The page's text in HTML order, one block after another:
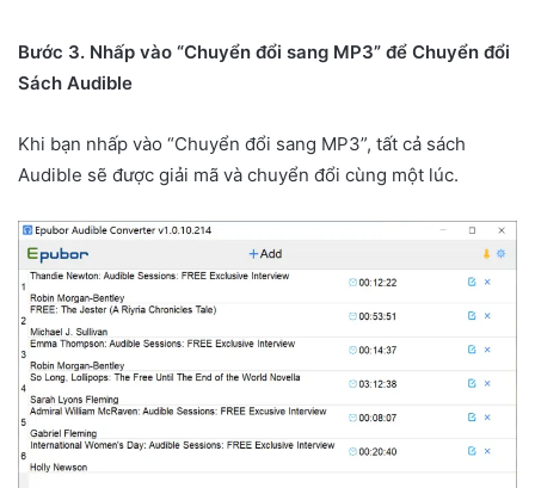
Bước 3. Nhấp vào “Chuyển đổi sang MP3” để Chuyển đổi
Sách Audible
Khi bạn nhấp vào “Chuyển đổi sang MP3”, tất cả sách
Audible sẽ được giải mã và chuyển đổi cùng một lúc.